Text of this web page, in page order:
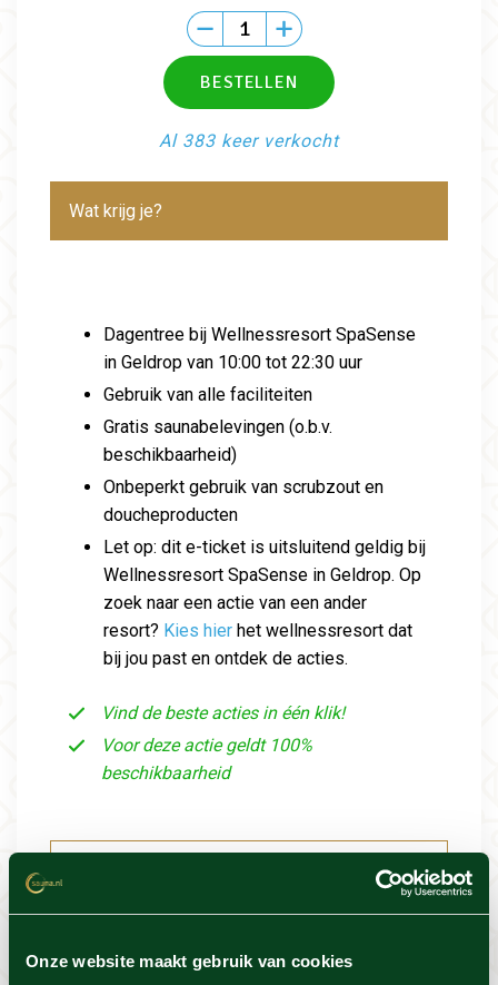
Onze website maakt gebruik van cookies
Al 383 keer verkocht
Wat krijg je?
Dagentree bij Wellnessresort SpaSense
in Geldrop van 10:00 tot 22:30 uur
Gebruik van alle faciliteiten
Gratis saunabelevingen (o.b.v.
beschikbaarheid)
Onbeperkt gebruik van scrubzout en
doucheproducten
Let op: dit e-ticket is uitsluitend geldig bij
Wellnessresort SpaSense in Geldrop. Op
zoek naar een actie van een ander
resort? Kies hier het wellnessresort dat
bij jou past en ontdek de acties.
Vind de beste acties in één klik!
Voor deze actie geldt 100%
beschikbaarheid